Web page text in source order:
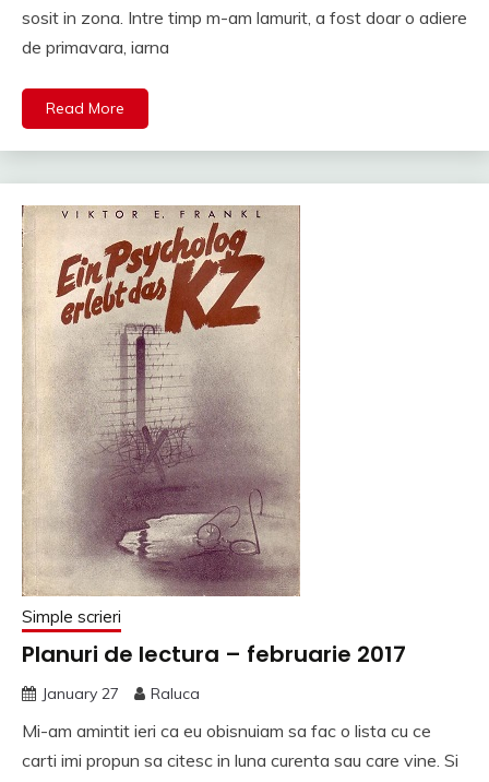
sosit in zona. Intre timp m-am lamurit, a fost doar o adiere
de primavara, iarna
Read More
Simple scrieri
Planuri de lectura – februarie 2017
January 27 Raluca
Mi-am amintit ieri ca eu obisnuiam sa fac o lista cu ce
carti imi propun sa citesc in luna curenta sau care vine. Si